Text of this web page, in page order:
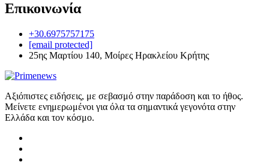
Επικοινωνία
+30.6975757175
[email protected]
25ης Μαρτίου 140, Μοίρες Ηρακλείου Κρήτης
Αξιόπιστες ειδήσεις, με σεβασμό στην παράδοση και το ήθος.
Μείνετε ενημερωμένοι για όλα τα σημαντικά γεγονότα στην
Ελλάδα και τον κόσμο.